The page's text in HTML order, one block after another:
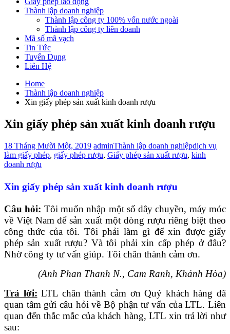
Thành lập doanh nghiệp
Thành lập công ty 100% vốn nước ngoài
Thành lập công ty liên doanh
Mã số mã vạch
Tin Tức
Tuyển Dụng
Liên Hệ
Home
Thành lập doanh nghiệp
Xin giấy phép sản xuất kinh doanh rượu
Xin giấy phép sản xuất kinh doanh rượu
18 Tháng Mười Một, 2019 adminThành lập doanh nghiệpdịch vụ
làm giấy phép, giấy phép rượu, Giấy phép sản xuất rượu, kinh
doanh rượu
Xin giấy phép sản xuất kinh doanh rượu
Câu hỏi: Tôi muốn nhập một số dây chuyền, máy móc
về Việt Nam để sản xuất một dòng rượu riêng biệt theo
công thức của tôi. Tôi phải làm gì để xin được giấy
phép sản xuất rượu? Và tôi phải xin cấp phép ở đâu?
Nhờ công ty tư vấn giúp. Tôi chân thành cảm ơn.
(Anh Phan Thanh N., Cam Ranh, Khánh Hòa)
Trả lời: LTL chân thành cảm ơn Quý khách hàng đã
quan tâm gửi câu hỏi về Bộ phận tư vấn của LTL. Liên
quan đến thắc mắc của khách hàng, LTL xin trả lời như
sau: